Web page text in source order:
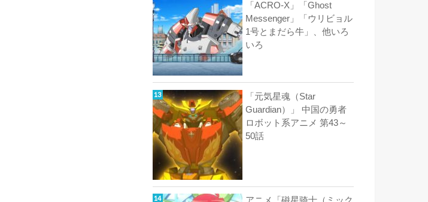
「ACRO-X」「Ghost
Messenger」「ウリビョル
1号とまだら牛」、他いろ
いろ
「元気星魂（Star
Guardian）」 中国の勇者
ロボット系アニメ 第43～
50話
アニメ「磁星骑士（ミック